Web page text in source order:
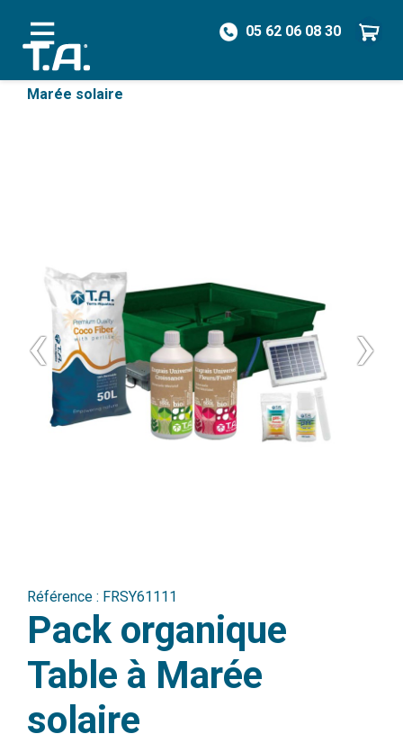
05 62 06 08 30
/ Hydroponie
Marée solaire
‹ ›
Référence : FRSY61111
Pack organique
Table à Marée
solaire